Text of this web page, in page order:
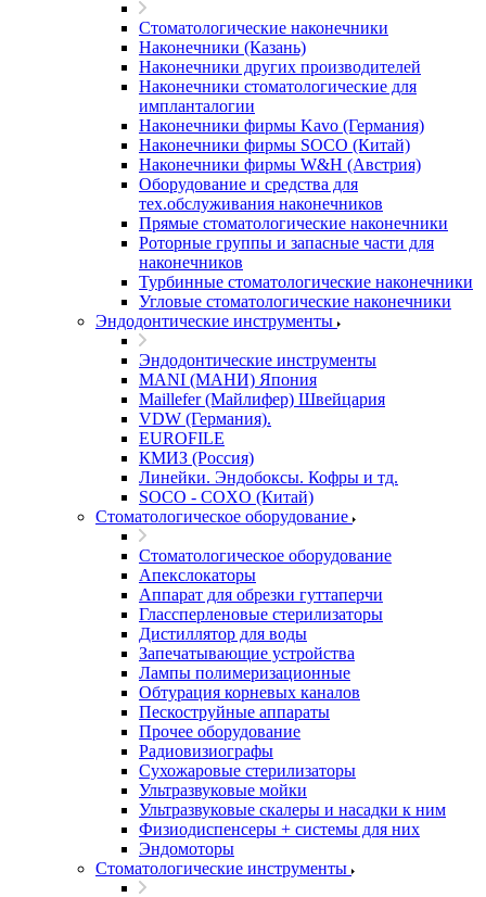
Стоматологические наконечники
Наконечники (Казань)
Наконечники других производителей
Наконечники стоматологические для
импланталогии
Наконечники фирмы Kavo (Германия)
Наконечники фирмы SOCO (Китай)
Наконечники фирмы W&H (Австрия)
Оборудование и средства для
тех.обслуживания наконечников
Прямые стоматологические наконечники
Роторные группы и запасные части для
наконечников
Турбинные стоматологические наконечники
Угловые стоматологические наконечники
Эндодонтические инструменты
Эндодонтические инструменты
MANI (МАНИ) Япония
Maillefer (Майлифер) Швейцария
VDW (Германия).
EUROFILE
КМИЗ (Россия)
Линейки. Эндобоксы. Кофры и тд.
SOCO - COXO (Китай)
Стоматологическое оборудование
Стоматологическое оборудование
Апекслокаторы
Аппарат для обрезки гуттаперчи
Глассперленовые стерилизаторы
Дистиллятор для воды
Запечатывающие устройства
Лампы полимеризационные
Обтурация корневых каналов
Пескоструйные аппараты
Прочее оборудование
Радиовизиографы
Сухожаровые стерилизаторы
Ультразвуковые мойки
Ультразвуковые скалеры и насадки к ним
Физиодиспенсеры + системы для них
Эндомоторы
Стоматологические инструменты